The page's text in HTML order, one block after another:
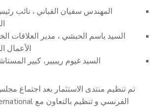
المهندس سفيان القباني ، نائب
السيد باسم الحبشي ، مدير العلاقات
الأعمال
السيد غيوم ريبيير، كبير
تم تنظيم منتدى الاستثمار بعد اجتماع